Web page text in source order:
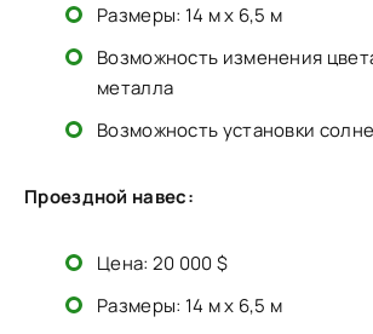
Размеры: 14 м x 6,5 м
Возможность изменения
металла
Возможность установки
Проездной навес:
Цена: 20 000 $
Размеры: 14 м x 6,5 м